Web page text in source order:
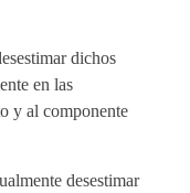
dichos
en las
y al componente
desestimar